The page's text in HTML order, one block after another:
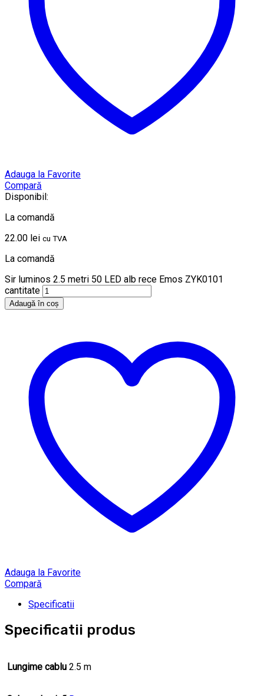
Adauga la Favorite
Compară
Disponibil:
La comandă
22.00 lei cu TVA
La comandă
Sir luminos 2.5 metri 50 LED alb rece Emos ZYK0101
cantitate
Adaugă în coș
Adauga la Favorite
Compară
Specificatii
Specificatii produs
Lungime cablu 2.5 m